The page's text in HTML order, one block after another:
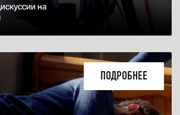
ПОДРОБНЕЕ